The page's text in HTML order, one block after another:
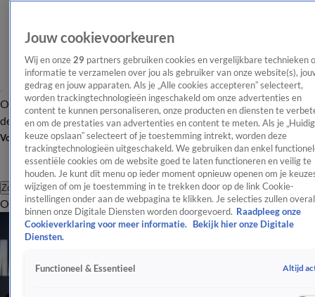
OverzichtAfleveringen Entertainment TV Algemeen
Tip
de redactieNieuwsbrief
Volg Shownieuws
Zoeken
OverzichtEntertainmentSpraakmakendRealityCrimeVideo's
Jouw cookievoorkeuren
Wij en onze 29 partners gebruiken cookies en vergelijkbare technieken
informatie te verzamelen over jou als gebruiker van onze website(s),
gedrag en jouw apparaten. Als je „Alle cookies accepteren” selecteert,
worden trackingtechnologieën ingeschakeld om onze advertenties en
content te kunnen personaliseren, onze producten en diensten te
en om de prestaties van advertenties en content te meten. Als je
keuze opslaan” selecteert of je toestemming intrekt, worden deze
trackingtechnologieën uitgeschakeld. We gebruiken dan enkel
essentiële cookies om de website goed te laten functioneren en veilig te
houden. Je kunt dit menu op ieder moment opnieuw openen om je
wijzigen of om je toestemming in te trekken door op de link Cookie-
instellingen onder aan de webpagina te klikken. Je selecties zullen overal
binnen onze Digitale Diensten worden doorgevoerd. Raadpleeg onze
Cookieverklaring voor meer informatie.
Bekijk hier onze Digitale
Diensten.
Functioneel & Essentieel Altijd